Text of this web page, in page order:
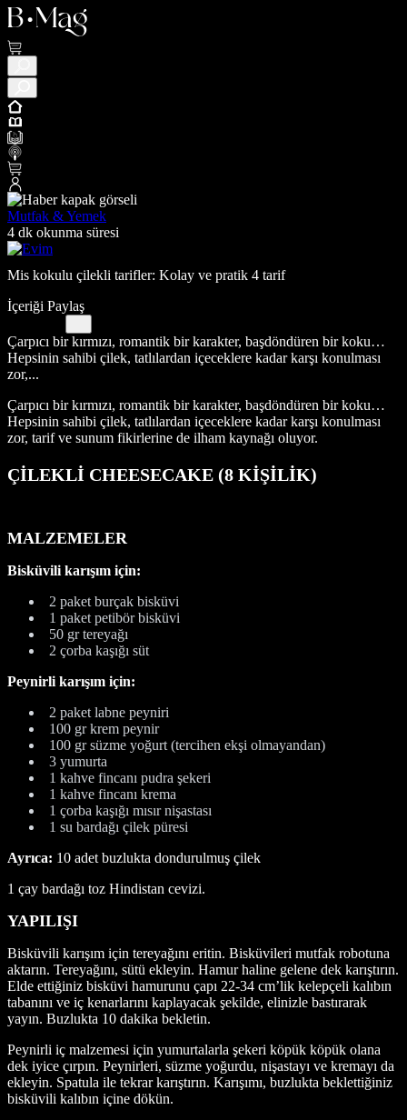
Mutfak & Yemek
4 dk okunma süresi
Mis kokulu çilekli tarifler: Kolay ve pratik 4 tarif
İçeriği Paylaş
Çarpıcı bir kırmızı, romantik bir karakter, başdöndüren bir koku…
Hepsinin sahibi çilek, tatlılardan içeceklere kadar karşı konulması
zor,...
Çarpıcı bir kırmızı, romantik bir karakter, başdöndüren bir koku…
Hepsinin sahibi çilek, tatlılardan içeceklere kadar karşı konulması
zor, tarif ve sunum fikirlerine de ilham kaynağı oluyor.
ÇİLEKLİ CHEESECAKE (8 KİŞİLİK)
MALZEMELER
Bisküvili karışım için:
2 paket burçak bisküvi
1 paket petibör bisküvi
50 gr tereyağı
2 çorba kaşığı süt
Peynirli karışım için:
2 paket labne peyniri
100 gr krem peynir
100 gr süzme yoğurt (tercihen ekşi olmayandan)
3 yumurta
1 kahve fincanı pudra şekeri
1 kahve fincanı krema
1 çorba kaşığı mısır nişastası
1 su bardağı çilek püresi
Ayrıca: 10 adet buzlukta dondurulmuş çilek
1 çay bardağı toz Hindistan cevizi.
YAPILIŞI
Bisküvili karışım için tereyağını eritin. Bisküvileri mutfak robotuna
aktarın. Tereyağını, sütü ekleyin. Hamur haline gelene dek karıştırın.
Elde ettiğiniz bisküvi hamurunu çapı 22-34 cm’lik kelepçeli kalıbın
tabanını ve iç kenarlarını kaplayacak şekilde, elinizle bastırarak
yayın. Buzlukta 10 dakika bekletin.
Peynirli iç malzemesi için yumurtalarla şekeri köpük köpük olana
dek iyice çırpın. Peynirleri, süzme yoğurdu, nişastayı ve kremayı da
ekleyin. Spatula ile tekrar karıştırın. Karışımı, buzlukta beklettiğiniz
bisküvili kalıbın içine dökün.